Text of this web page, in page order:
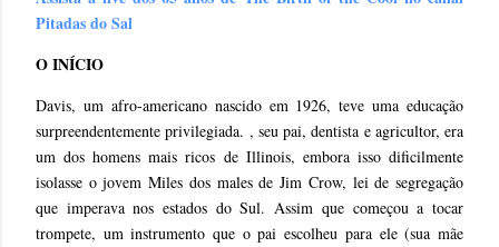
Pitadas do Sal
O INÍCIO
Davis, um afro-americano nascido em 1926, teve uma educação
surpreendentemente privilegiada. , seu pai, dentista e agricultor, era
um dos homens mais ricos de Illinois, embora isso dificilmente
isolasse o jovem Miles dos males de Jim Crow, lei de segregação
que imperava nos estados do Sul. Assim que começou a tocar
trompete, um instrumento que o pai escolheu para ele (sua mãe